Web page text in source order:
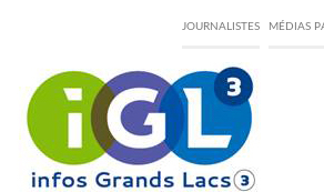
content
JOURNALISTES MÉDIAS